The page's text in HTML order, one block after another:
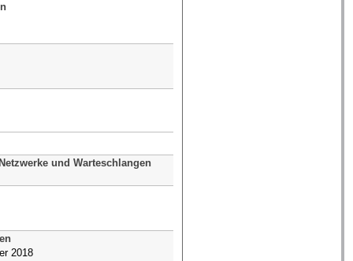
und Warteschlangen
2018